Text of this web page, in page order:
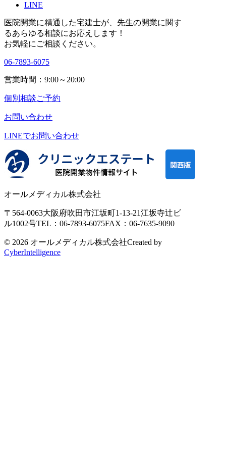
LINE
医院開業に精通した宅建士が、 先生の開業に関す
るあらゆる相談にお応えします！
お気軽にご相談ください。
06-7893-6075
営業時間：9:00～20:00
個別相談ご予約
お問い合わせ
LINEでお問い合わせ
オールメディカル株式会社
〒564-0063大阪府吹田市江坂町1-13-21江坂寺辻ビ
ル1002号TEL：06-7893-6075FAX：06-7635-9090
© 2026 オールメディカル株式会社Created by
CyberIntelligence